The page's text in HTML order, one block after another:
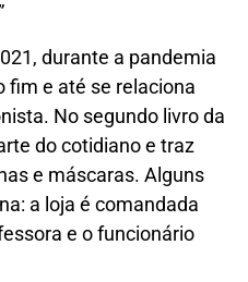
durante a pandemia
e até se relaciona
No segundo livro da
do cotidiano e traz
e máscaras. Alguns
a loja é comandada
e o funcionário